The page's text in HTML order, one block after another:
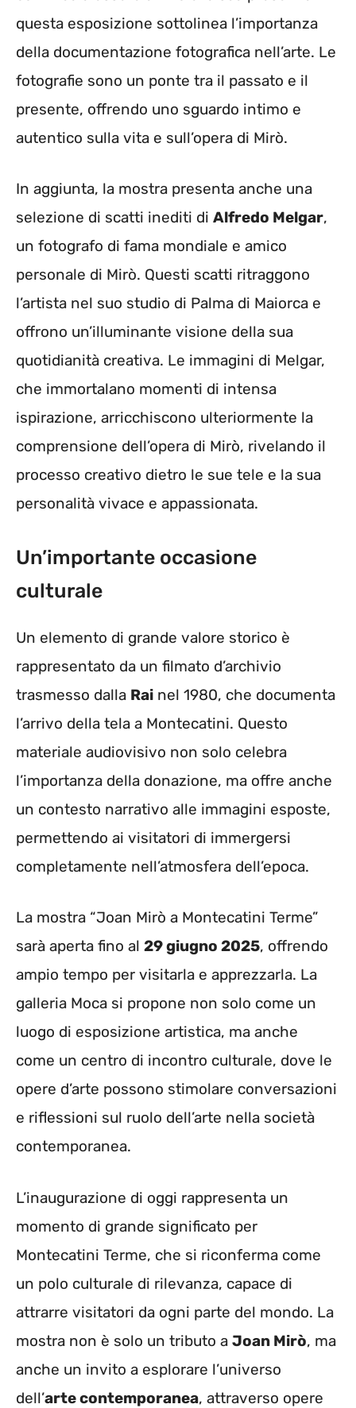
questa esposizione sottolinea l’importanza
della documentazione fotografica nell’arte. Le
fotografie sono un ponte tra il passato e il
presente, offrendo uno sguardo intimo e
autentico sulla vita e sull’opera di Mirò.
In aggiunta, la mostra presenta anche una
selezione di scatti inediti di Alfredo Melgar,
un fotografo di fama mondiale e amico
personale di Mirò. Questi scatti ritraggono
l’artista nel suo studio di Palma di Maiorca e
offrono un’illuminante visione della sua
quotidianità creativa. Le immagini di Melgar,
che immortalano momenti di intensa
ispirazione, arricchiscono ulteriormente la
comprensione dell’opera di Mirò, rivelando il
processo creativo dietro le sue tele e la sua
personalità vivace e appassionata.
Un’importante occasione
culturale
Un elemento di grande valore storico è
rappresentato da un filmato d’archivio
trasmesso dalla Rai nel 1980, che documenta
l’arrivo della tela a Montecatini. Questo
materiale audiovisivo non solo celebra
l’importanza della donazione, ma offre anche
un contesto narrativo alle immagini esposte,
permettendo ai visitatori di immergersi
completamente nell’atmosfera dell’epoca.
La mostra “Joan Mirò a Montecatini Terme”
sarà aperta fino al 29 giugno 2025, offrendo
ampio tempo per visitarla e apprezzarla. La
galleria Moca si propone non solo come un
luogo di esposizione artistica, ma anche
come un centro di incontro culturale, dove le
opere d’arte possono stimolare conversazioni
e riflessioni sul ruolo dell’arte nella società
contemporanea.
L’inaugurazione di oggi rappresenta un
momento di grande significato per
Montecatini Terme, che si riconferma come
un polo culturale di rilevanza, capace di
attrarre visitatori da ogni parte del mondo. La
mostra non è solo un tributo a Joan Mirò, ma
anche un invito a esplorare l’universo
dell’arte contemporanea, attraverso opere